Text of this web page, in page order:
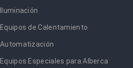
Iluminación
Equipos de Calentamiento
Automatización
Equipos Especiales para Alberca